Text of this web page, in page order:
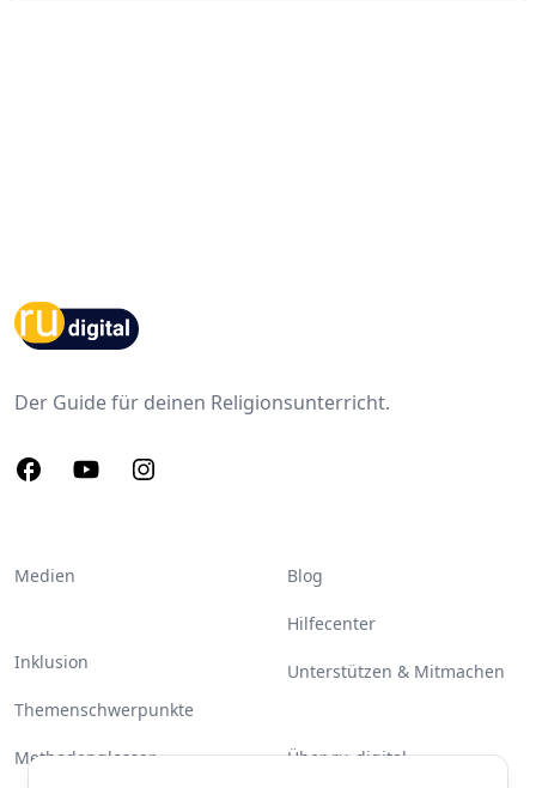
Footer
Der Guide für deinen Religionsunterricht.
FacebookYoutubeInstagram
Medien
Inklusion
Themenschwerpunkte
Methodenglossar
Blog
Hilfecenter
Unterstützen & Mitmachen
Über ru-digital